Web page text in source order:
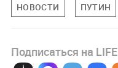
НОВОСТИ ПУТИН
Подписаться на LIFE